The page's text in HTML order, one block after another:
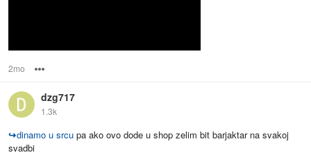
2mo
dzg717
1.3k
↪dinamo u srcu pa ako ovo dode u shop zelim bit barjaktar na svakoj
svadbi